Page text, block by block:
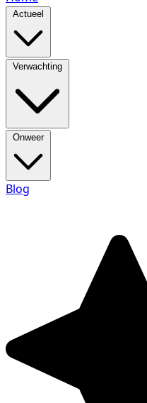
Actueel
Verwachting
Onweer
Blog